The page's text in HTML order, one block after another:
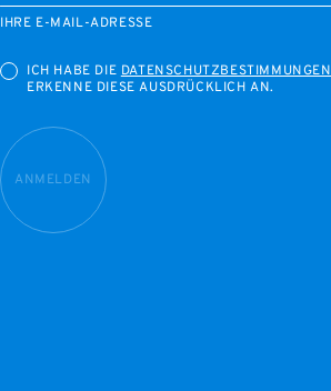
IHRE E-MAIL-ADRESSE
ICH HABE DIE DATENSCHUTZBESTIMMUNGEN
ERKENNE DIESE AUSDRÜCKLICH AN.
ANMELDEN